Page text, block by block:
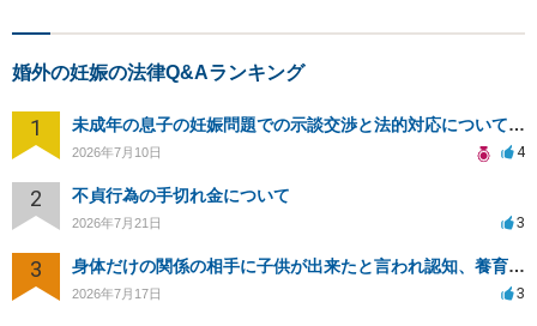
婚外の妊娠の法律Q&Aランキング
1 未成年の息子の妊娠問題での示談交渉と法的対応について相談
2026年7月10日 4
2 不貞行為の手切れ金について
2026年7月21日 3
3 身体だけの関係の相手に子供が出来たと言われ認知、養育費を要求されているが自身の子供か分からない
2026年7月17日 3